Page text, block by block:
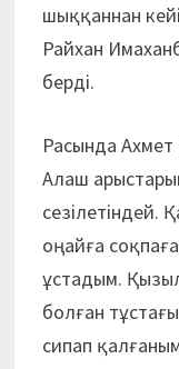
шыққаннан
Райхан
берді.
Расында
Алаш
сезілетіндей.
оңайға
ұстадым.
болған
сипап